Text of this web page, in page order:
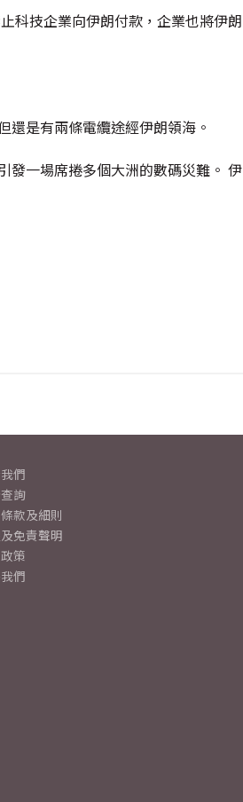
科技企業向伊朗付款，企業也將伊朗
是有兩條電纜途經伊朗領海。
發一場席捲多個大洲的數碼災難。 伊
們
詢
款及細則
免責聲明
策
們